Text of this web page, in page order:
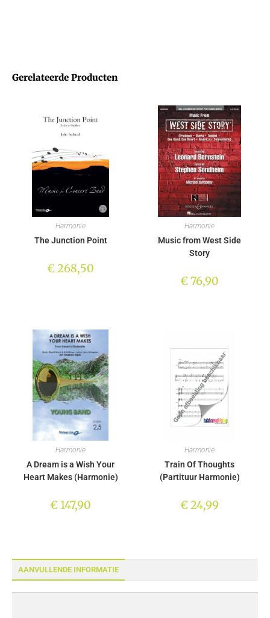
AANVULLENDE INFORMATIE
Gerelateerde Producten
Harmonie
The Junction Point
€268,50
Harmonie
Music from West Side
Story
€76,90
Harmonie
A Dream is a Wish Your
Heart Makes (Harmonie)
€147,90
Harmonie
Train Of Thoughts
(Partituur Harmonie)
€24,99